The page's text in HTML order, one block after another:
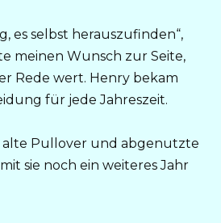
es selbst herauszufinden“,
meinen Wunsch zur Seite,
Rede wert. Henry bekam
für jede Jahreszeit.
alte Pullover und abgenutzte
sie noch ein weiteres Jahr